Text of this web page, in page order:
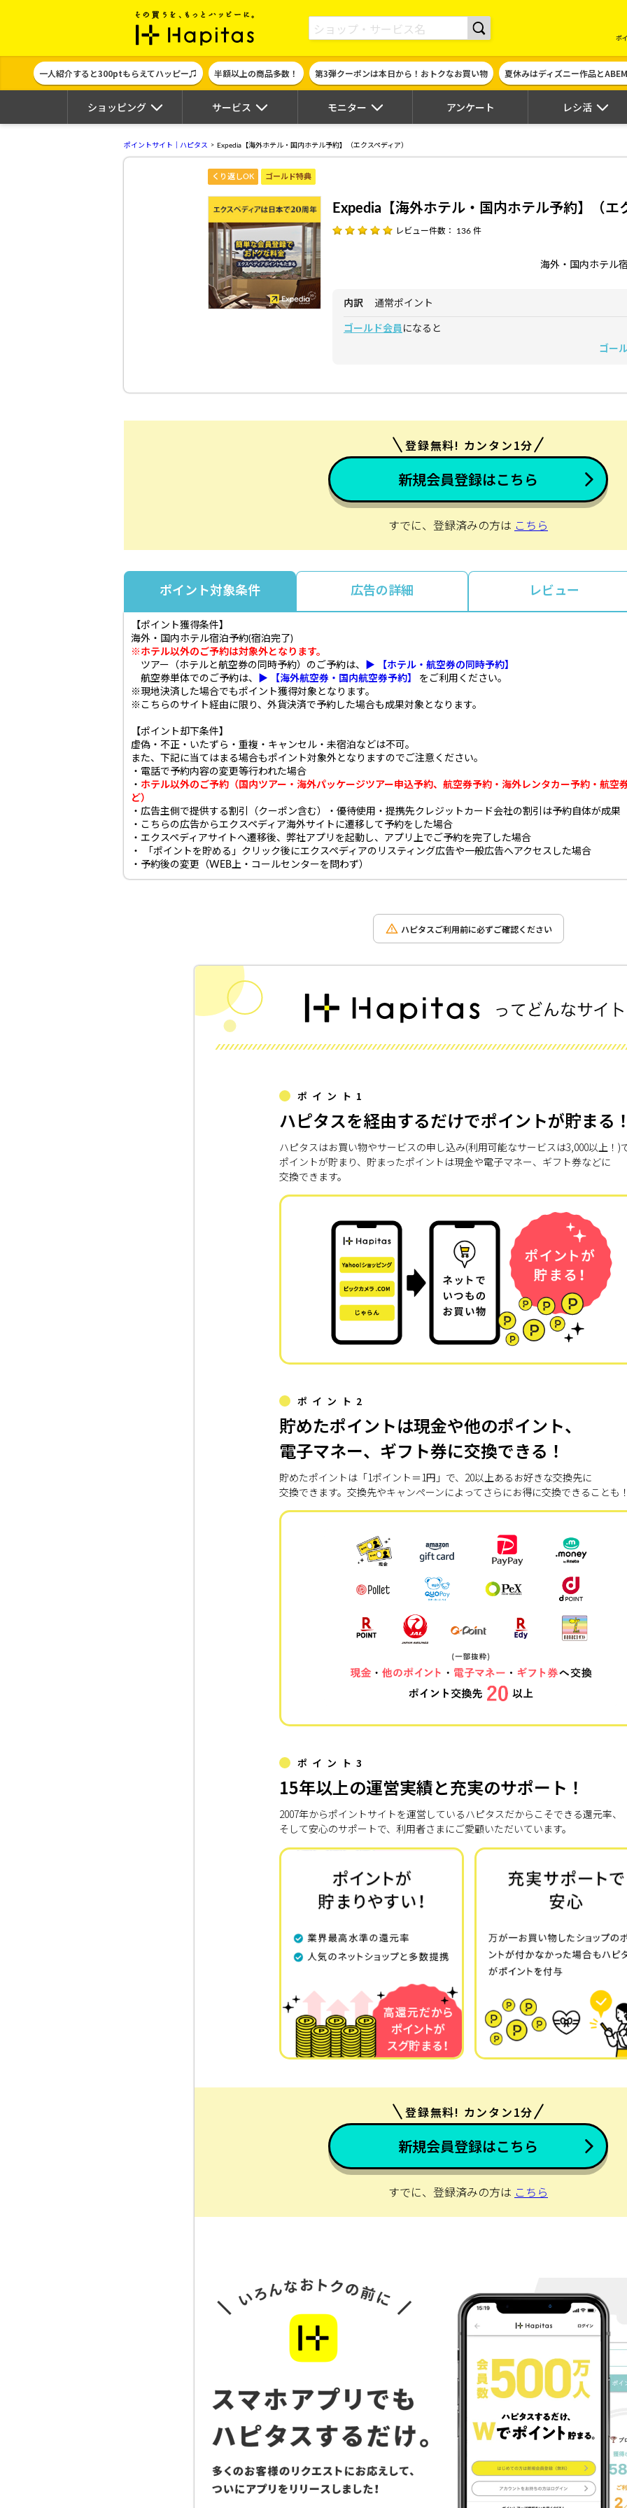
ポイント貯めて現金やギフト券に交換できるポイントサイト | ハピタス
ポ
一人紹介すると300ptもらえてハッピー♫ 半額以上の商品多数！ 第3弾クーポンは本日から！おトクなお買い物 夏休みはディズニー作品と
ショッピング サービス モニター アンケート レシ活
ポイントサイト｜ハピタス Expedia【海外ホテル・国内ホテル予約】（エクスペディア）
くり返しOK ゴールド特典
Expedia【海外ホテル・国内ホテル予約】（エ
レビュー件数： 136 件
海外・国内ホテル
内訳 通常ポイント
ゴールド会員 になると
ゴー
登録無料! カンタン1分
新規会員登録はこちら
すでに、登録済みの方は こちら
ポイント対象条件 広告の詳細 レビュー
【ポイント獲得条件】
海外・国内ホテル宿泊予約(宿泊完了)
※ホテル以外のご予約は対象外となります。
ツアー（ホテルと航空券の同時予約）のご予約は、
▶ 【ホテル・航空券の同時予約】
航空券単体でのご予約は、
▶ 【海外航空券・国内航空券予約】
をご利用ください。
※現地決済した場合でもポイント獲得対象となります。
※こちらのサイト経由に限り、外貨決済で予約した場合も成果対象となります。
【ポイント却下条件】
虚偽・不正・いたずら・重複・キャンセル・未宿泊などは不可。
また、下記に当てはまる場合もポイント対象外となりますのでご注意ください。
・電話で予約内容の変更等行われた場合
・ ホテル以外のご予約（国内ツアー・海外パッケージツアー申込予約、航空券予約・海外レンタカー予約・航空
ど）
・広告主側で提供する割引（クーポン含む）・優待使用・提携先クレジットカード会社の割引は予約自体が成果
・こちらの広告からエクスペディア海外サイトに遷移して予約をした場合
・エクスペディアサイトへ遷移後、弊社アプリを起動し、アプリ上でご予約を完了した場合
・ 「ポイントを貯める」クリック後にエクスペディアのリスティング広告や一般広告へアクセスした場合
・予約後の変更（WEB上・コールセンターを問わず）
ハピタスご利用前に必ずご確認ください
ポイント1
ハピタスを経由するだけでポイントが貯まる
ハピタスはお買い物やサービスの申し込み(利用可能なサービスは3,000以上！)
ポイントが貯まり、貯まったポイントは現金や電子マネー、ギフト券などに
交換できます。
ポイント2
貯めたポイントは現金や他のポイント、
電子マネー、ギフト券に交換できる！
貯めたポイントは「1ポイント＝1円」で、20以上あるお好きな交換先に
交換できます。交換先やキャンペーンによってさらにお得に交換できることも
ポイント3
15年以上の運営実績と充実のサポート！
2007年からポイントサイトを運営しているハピタスだからこそできる還元率、
そして安心のサポートで、利用者さまにご愛顧いただいています。
登録無料! カンタン1分
新規会員登録はこちら
すでに、登録済みの方は こちら